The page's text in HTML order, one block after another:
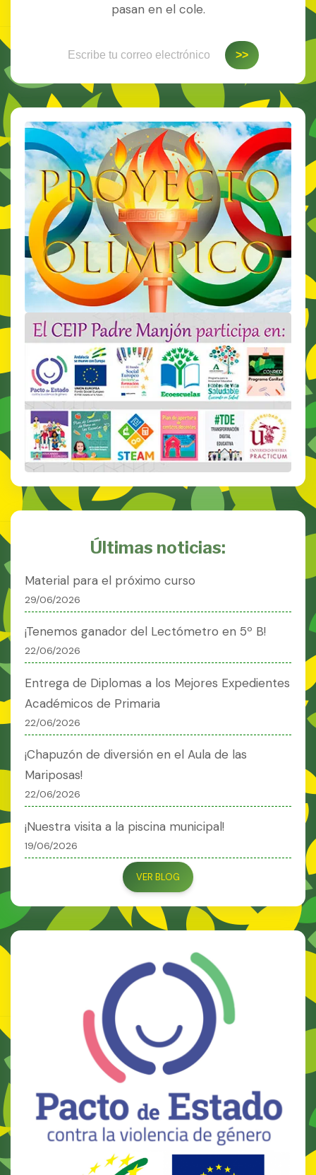
pasan en el cole.
>>
Últimas noticias:
Material para el próximo curso
29/06/2026
¡Tenemos ganador del Lectómetro en 5º B!
22/06/2026
Entrega de Diplomas a los Mejores Expedientes
Académicos de Primaria
22/06/2026
¡Chapuzón de diversión en el Aula de las
Mariposas!
22/06/2026
¡Nuestra visita a la piscina municipal!
19/06/2026
VER BLOG